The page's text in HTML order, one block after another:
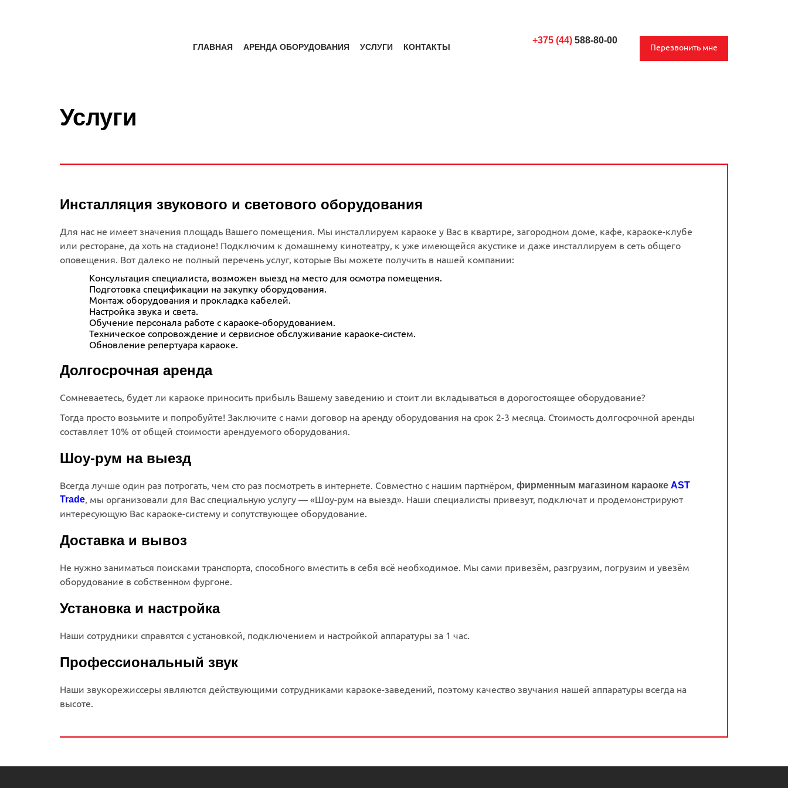
ГЛАВНАЯ АРЕНДА ОБОРУДОВАНИЯ УСЛУГИ КОНТАКТЫ
+375 (44) 588-80-00
Перезвонить мне
Услуги
Инсталляция звукового и светового оборудования
Для нас не имеет значения площадь Вашего помещения. Мы инсталлируем караоке у Вас в квартире, загородном доме, кафе, караоке-клубе
или ресторане, да хоть на стадионе! Подключим к домашнему кинотеатру, к уже имеющейся акустике и даже инсталлируем в сеть общего
оповещения. Вот далеко не полный перечень услуг, которые Вы можете получить в нашей компании:
Консультация специалиста, возможен выезд на место для осмотра помещения.
Подготовка спецификации на закупку оборудования.
Монтаж оборудования и прокладка кабелей.
Настройка звука и света.
Обучение персонала работе с караоке-оборудованием.
Техническое сопровождение и сервисное обслуживание караоке-систем.
Обновление репертуара караоке.
Долгосрочная аренда
Сомневаетесь, будет ли караоке приносить прибыль Вашему заведению и стоит ли вкладываться в дорогостоящее оборудование?
Тогда просто возьмите и попробуйте! Заключите с нами договор на аренду оборудования на срок 2-3 месяца. Стоимость долгосрочной аренды
составляет 10% от общей стоимости арендуемого оборудования.
Шоу-рум на выезд
Всегда лучше один раз потрогать, чем сто раз посмотреть в интернете. Совместно с нашим партнёром, фирменным магазином караоке AST
Trade, мы организовали для Вас специальную услугу — «Шоу-рум на выезд». Наши специалисты привезут, подключат и продемонстрируют
интересующую Вас караоке-систему и сопутствующее оборудование.
Доставка и вывоз
Не нужно заниматься поисками транспорта, способного вместить в себя всё необходимое. Мы сами привезём, разгрузим, погрузим и увезём
оборудование в собственном фургоне.
Установка и настройка
Наши сотрудники справятся с установкой, подключением и настройкой аппаратуры за 1 час.
Профессиональный звук
Наши звукорежиссеры являются действующими сотрудниками караоке-заведений, поэтому качество звучания нашей аппаратуры всегда на
высоте.